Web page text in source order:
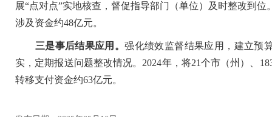
展“点对点”实地核查，督促指导部门（单位）及时整改到
涉及资金约48亿元。
三是事后结果应用。强化绩效监督结果应用，建立预
实，定期报送问题整改情况。2024年，将21个市（州）、
转移支付资金约63亿元。